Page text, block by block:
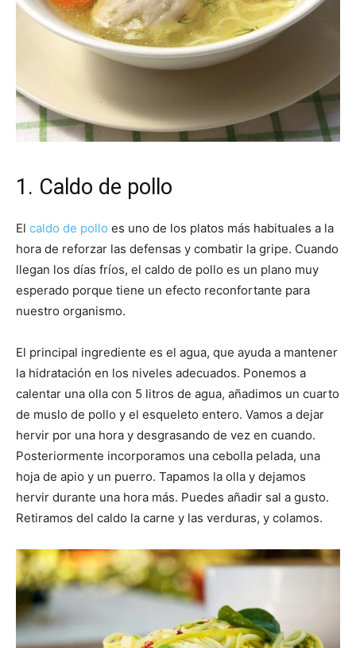
Online
Fáciles
1. Caldo de pollo
El caldo de pollo es uno de los platos más habituales a la
hora de reforzar las defensas y combatir la gripe. Cuando
llegan los días fríos, el caldo de pollo es un plano muy
esperado porque tiene un efecto reconfortante para
nuestro organismo.
El principal ingrediente es el agua, que ayuda a mantener
la hidratación en los niveles adecuados. Ponemos a
calentar una olla con 5 litros de agua, añadimos un cuarto
de muslo de pollo y el esqueleto entero. Vamos a dejar
hervir por una hora y desgrasando de vez en cuando.
Posteriormente incorporamos una cebolla pelada, una
hoja de apio y un puerro. Tapamos la olla y dejamos
hervir durante una hora más. Puedes añadir sal a gusto.
Retiramos del caldo la carne y las verduras, y colamos.